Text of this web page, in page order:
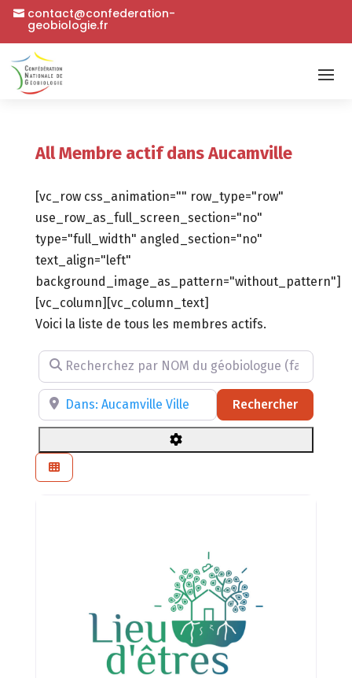
contact@confederation-
geobiologie.fr
All Membre actif dans Aucamville
[vc_row css_animation="" row_type="row"
use_row_as_full_screen_section="no"
type="full_width" angled_section="no"
text_align="left"
background_image_as_pattern="without_pattern"]
[vc_column][vc_column_text]
Voici la liste de tous les membres actifs.
Recherchez par NOM du géobiologue (facultatif)
Recherchez par RÉGION, DÉPARTEMENT ou VILLE
Rechercher